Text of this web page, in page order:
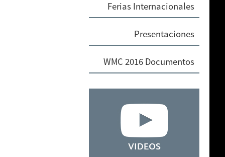
Ferias Internacionales
Presentaciones
WMC 2016 Documentos